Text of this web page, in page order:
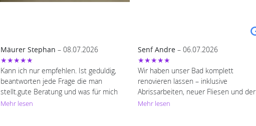
Mäurer Stephan – 08.07.2026
★★★★★
Kann ich nur empfehlen. Ist geduldig,
beantworten jede Frage die man
stellt.gute Beratung und was für mich
wichtig war er ist ehrlich .War schon
Mehr lesen
Senf Andre – 06.07.2026
★★★★★
Wir haben unser Bad komplett
renovieren lassen – inklusive
Abrissarbeiten, neuer Fliesen und der
gesamten Neugestaltung. Die Arbeiten
Mehr lesen